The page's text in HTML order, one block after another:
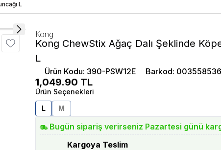
L
Kong
Kong ChewStix Ağaç Dalı Şeklinde
L
Ürün Kodu: 390-PSW12E Barkod:
1,049.90 TL
Ürün Seçenekleri
L
M
Bugün sipariş verirseniz Pazartesi günü
Kargoya Teslim